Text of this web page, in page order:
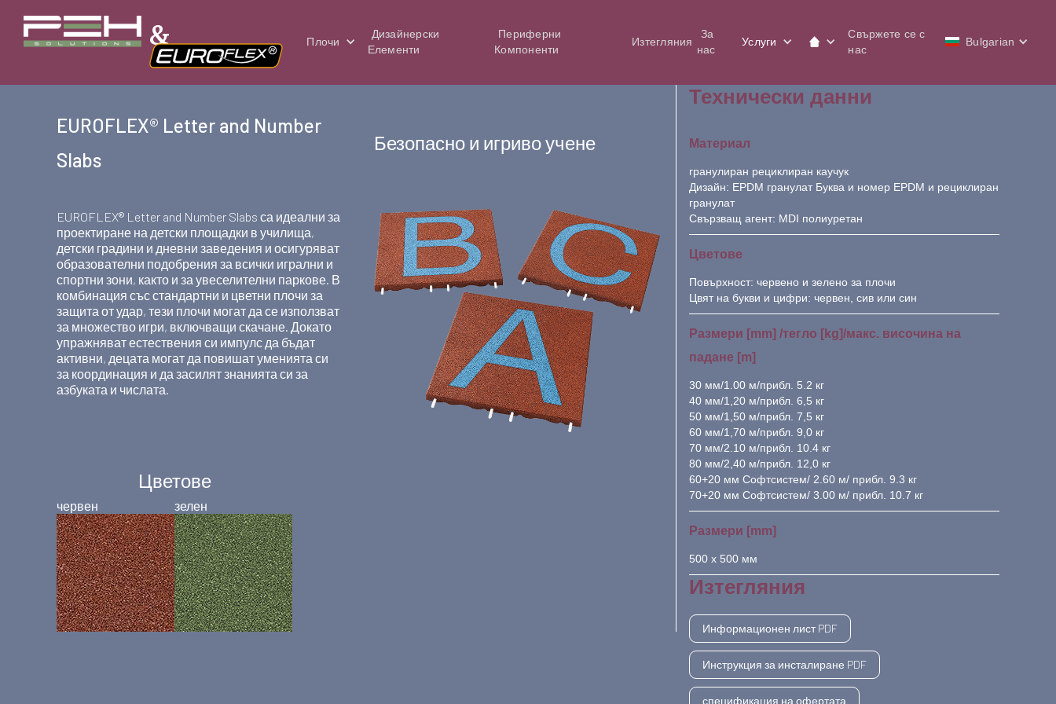
& Плочи
Дизайнерски
Елементи
Периферни
Компоненти
Изтегляния
За
нас
Услуги
Свържете се с
нас
Bulgarian
EUROFLEX® Letter and Number
Slabs
Безопасно и игриво учене
EUROFLEX® Letter and Number Slabs са идеални за
проектиране на детски площадки в училища,
детски градини и дневни заведения и осигуряват
образователни подобрения за всички игрални и
спортни зони, както и за увеселителни паркове. В
комбинация със стандартни и цветни плочи за
защита от удар, тези плочи могат да се използват
за множество игри, включващи скачане. Докато
упражняват естествения си импулс да бъдат
активни, децата могат да повишат уменията си
за координация и да засилят знанията си за
азбуката и числата.
Цветове
червен зелен
Технически данни
Материал
гранулиран рециклиран каучук
Дизайн: EPDM гранулат Буква и номер EPDM и рециклиран
гранулат
Свързващ агент: MDI полиуретан
Цветове
Повърхност: червено и зелено за плочи
Цвят на букви и цифри: червен, сив или син
Размери [mm] /тегло [kg]/макс. височина на
падане [m]
30 мм/1.00 м/прибл. 5.2 кг
40 мм/1,20 м/прибл. 6,5 кг
50 мм/1,50 м/прибл. 7,5 кг
60 мм/1,70 м/прибл. 9,0 кг
70 мм/2.10 м/прибл. 10.4 кг
80 мм/2,40 м/прибл. 12,0 кг
60+20 мм Софтсистем/ 2.60 м/ прибл. 9.3 кг
70+20 мм Софтсистем/ 3.00 м/ прибл. 10.7 кг
Размери [mm]
500 х 500 мм
Изтегляния
Информационен лист PDF
Инструкция за инсталиране PDF
спецификация на офертата